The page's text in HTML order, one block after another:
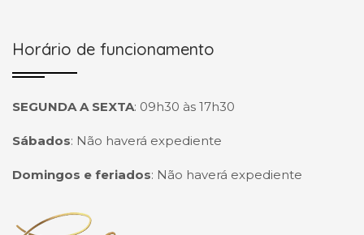
Horário de funcionamento
SEGUNDA A SEXTA: 09h30 às 17h30
Sábados: Não haverá expediente
Domingos e feriados: Não haverá expediente
Página inicial